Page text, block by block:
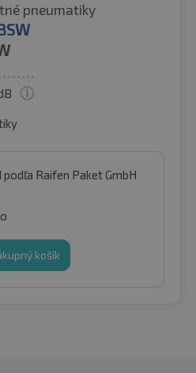
pneumatiky
podľa Raifen Paket GmbH
košík